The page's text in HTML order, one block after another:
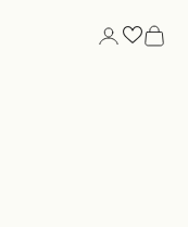
Login Cart